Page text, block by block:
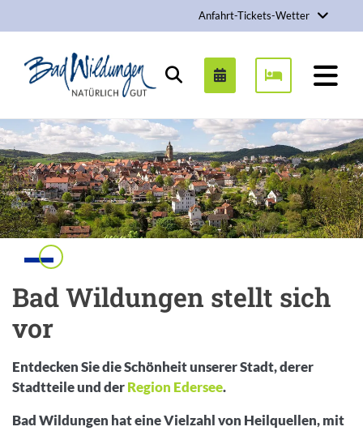
Anfahrt-Tickets-Wetter
Stadt Bad Wildungen
Suchen
Einleitung
Bad Wildungen stellt sich
vor
Entdecken Sie die Schönheit unserer Stadt, derer
Stadtteile und derRegion Edersee.
Bad Wildungen hat eine Vielzahl von Heilquellen, mit